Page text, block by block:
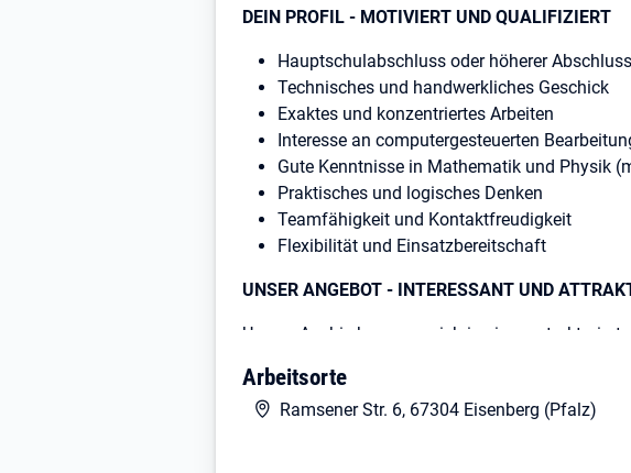
DEIN PROFIL - MOTIVIERT UND QUALIFIZIERT
Hauptschulabschluss oder höherer Abschluss
Technisches und handwerkliches Geschick
Exaktes und konzentriertes Arbeiten
Interesse an computergesteuerten
Gute Kenntnisse in Mathematik und Physik
Praktisches und logisches Denken
Teamfähigkeit und Kontaktfreudigkeit
Flexibilität und Einsatzbereitschaft
UNSER ANGEBOT - INTERESSANT UND
Unsere Azubis bewegen sich in einem
Ausbildung praxisnah an 30 modernen
Arbeitsorte
Ramsener Str. 6, 67304 Eisenberg (Pfalz)